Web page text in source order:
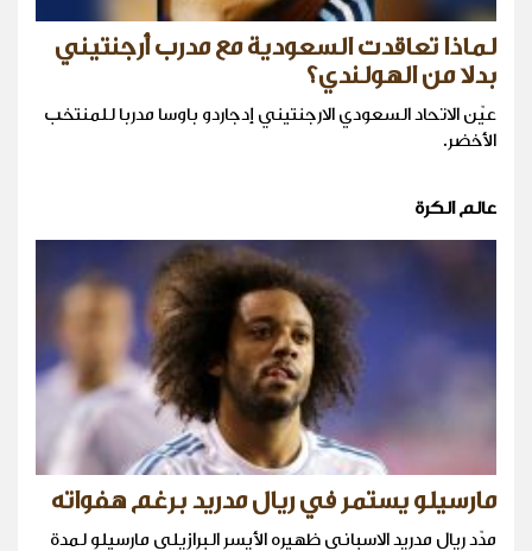
لماذا تعاقدت السعودية مع مدرب أرجنتيني
بدلا من الهولندي؟
عيّن الاتحاد السعودي الارجنتيني إدجاردو باوسا مدربا للمنتخب
الأخضر.
عالم الكرة
مارسيلو يستمر في ريال مدريد برغم هفواته
مدّد ريال مدريد الاسباني ظهيره الأيسر البرازيلي مارسيلو لمدة